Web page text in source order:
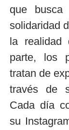
que
solidaridad
la realidad
parte, los
tratan de
través de
Cada día
su